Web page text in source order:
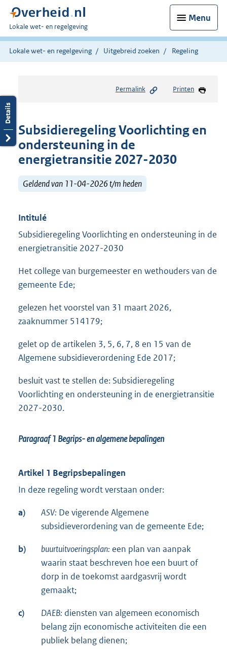
Menu
U
bent
hier:
Lokale wet- en regelgeving
Lokale wet- en regelgeving Uitgebreid zoeken Regeling
Permalink Printen
Subsidieregeling Voorlichting en
ondersteuning in de
energietransitie 2027-2030
Geldend van 11-04-2026 t/m heden
Intitulé
Subsidieregeling Voorlichting en ondersteuning in de
energietransitie 2027-2030
Het college van burgemeester en wethouders van de
gemeente Ede;
gelezen het voorstel van 31 maart 2026,
zaaknummer 514179;
gelet op de artikelen 3, 5, 6, 7, 8 en 15 van de
Algemene subsidieverordening Ede 2017;
besluit vast te stellen de: Subsidieregeling
Voorlichting en ondersteuning in de energietransitie
2027-2030.
Paragraaf 1 Begrips- en algemene bepalingen
Artikel 1 Begripsbepalingen
In deze regeling wordt verstaan onder:
a) ASV: De vigerende Algemene
subsidieverordening van de gemeente Ede;
b) buurtuitvoeringsplan: een plan van aanpak
waarin staat beschreven hoe een buurt of
dorp in de toekomst aardgasvrij wordt
gemaakt;
c) DAEB: diensten van algemeen economisch
belang zijn economische activiteiten die een
publiek belang dienen;